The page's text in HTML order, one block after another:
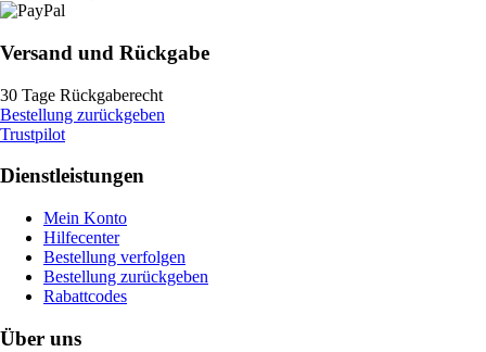
Versand und Rückgabe
30 Tage Rückgaberecht
Bestellung zurückgeben
Trustpilot
Dienstleistungen
Mein Konto
Hilfecenter
Bestellung verfolgen
Bestellung zurückgeben
Rabattcodes
Über uns